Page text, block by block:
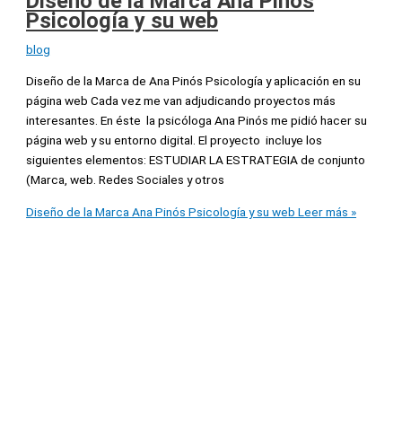
Psicología y su web
blog
Diseño de la Marca de Ana Pinós Psicología y aplicación en su
página web Cada vez me van adjudicando proyectos más
interesantes. En éste la psicóloga Ana Pinós me pidió hacer su
página web y su entorno digital. El proyecto incluye los
siguientes elementos: ESTUDIAR LA ESTRATEGIA de conjunto
(Marca, web. Redes Sociales y otros
Diseño de la Marca Ana Pinós Psicología y su web Leer más »